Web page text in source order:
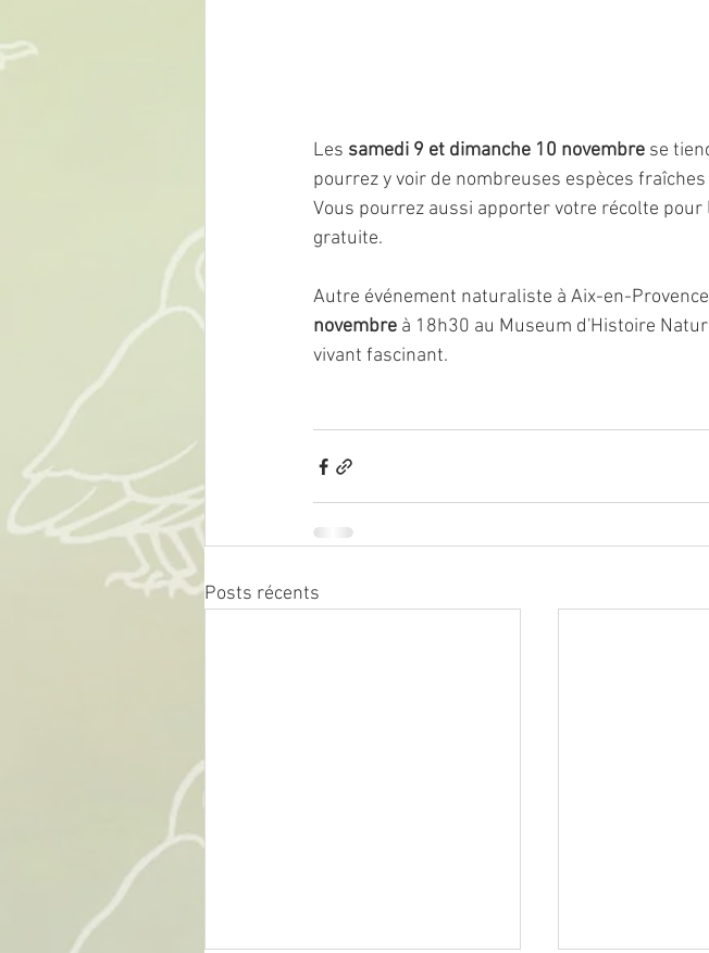
Les samedi 9 et dimanche 10 novembre se
pourrez y voir de nombreuses espèces
Vous pourrez aussi apporter votre récolte
gratuite.
Autre événement naturaliste à Aix-en-
novembre à 18h30 au Museum d'Histoire
vivant fascinant.
Posts récents